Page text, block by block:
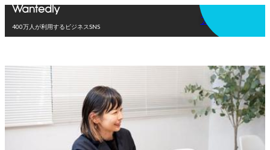
400万人が利用するビジネスSNS
アプリを使う